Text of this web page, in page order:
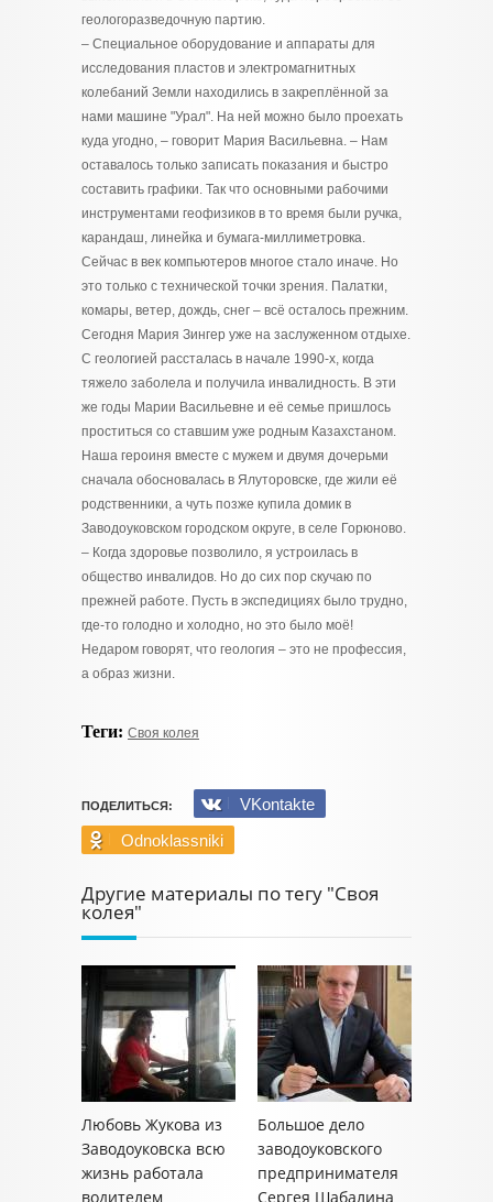
геологоразведочную партию.
– Специальное оборудование и аппараты для
исследования пластов и электромагнитных
колебаний Земли находились в закреплённой за
нами машине "Урал". На ней можно было проехать
куда угодно, – говорит Мария Васильевна. – Нам
оставалось только записать показания и быстро
составить графики. Так что основными рабочими
инструментами геофизиков в то время были ручка,
карандаш, линейка и бумага-миллиметровка.
Сейчас в век компьютеров многое стало иначе. Но
это только с технической точки зрения. Палатки,
комары, ветер, дождь, снег – всё осталось прежним.
Сегодня Мария Зингер уже на заслуженном отдыхе.
С геологией рассталась в начале 1990-х, когда
тяжело заболела и получила инвалидность. В эти
же годы Марии Васильевне и её семье пришлось
проститься со ставшим уже родным Казахстаном.
Наша героиня вместе с мужем и двумя дочерьми
сначала обосновалась в Ялуторовске, где жили её
родственники, а чуть позже купила домик в
Заводоуковском городском округе, в селе Горюново.
– Когда здоровье позволило, я устроилась в
общество инвалидов. Но до сих пор скучаю по
прежней работе. Пусть в экспедициях было трудно,
где-то голодно и холодно, но это было моё!
Недаром говорят, что геология – это не профессия,
а образ жизни.
Теги: Своя колея
ПОДЕЛИТЬСЯ:
VKontakte
Odnoklassniki
Другие материалы по тегу "Своя
колея"
Любовь Жукова из
Заводоуковска всю
жизнь работала
водителем
Большое дело
заводоуковского
предпринимателя
Сергея Шабалина